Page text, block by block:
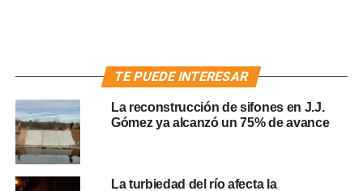
TE PUEDE INTERESAR
La reconstrucción de sifones en J.J.
Gómez ya alcanzó un 75% de avance
La turbiedad del río afecta la